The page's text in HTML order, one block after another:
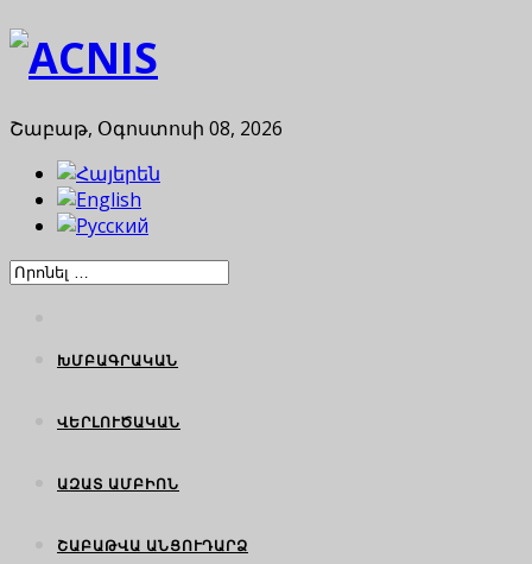
Շաբաթ, Օգոստոսի 08, 2026
ԽՄԲԱԳՐԱԿԱՆ
ՎԵՐԼՈՒԾԱԿԱՆ
ԱԶԱՏ ԱՄԲԻՈՆ
ՇԱԲԱԹՎԱ ԱՆՑՈՒԴԱՐՁ